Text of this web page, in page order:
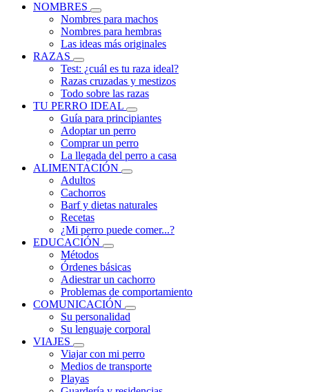
NOMBRES
Nombres para machos
Nombres para hembras
Las ideas más originales
RAZAS
Test: ¿cuál es tu raza ideal?
Razas cruzadas y mestizos
Todo sobre las razas
TU PERRO IDEAL
Guía para principiantes
Adoptar un perro
Comprar un perro
La llegada del perro a casa
ALIMENTACIÓN
Adultos
Cachorros
Barf y dietas naturales
Recetas
¿Mi perro puede comer...?
EDUCACIÓN
Métodos
Órdenes básicas
Adiestrar un cachorro
Problemas de comportamiento
COMUNICACIÓN
Su personalidad
Su lenguaje corporal
VIAJES
Viajar con mi perro
Medios de transporte
Playas